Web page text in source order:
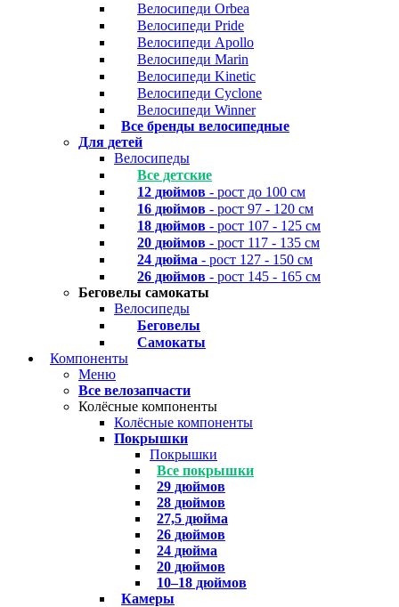
Велосипеди Orbea
Велосипеди Pride
Велосипеди Apollo
Велосипеди Marin
Велосипеди Kinetic
Велосипеди Cyclone
Велосипеди Winner
Все бренды велосипедные
Для детей
Велосипеды
Все детские
12 дюймов - рост до 100 см
16 дюймов - рост 97 - 120 см
18 дюймов - рост 107 - 125 см
20 дюймов - рост 117 - 135 см
24 дюйма - рост 127 - 150 см
26 дюймов - рост 145 - 165 см
Беговелы самокаты
Велосипеды
Беговелы
Самокаты
Компоненты
Меню
Все велозапчасти
Колёсные компоненты
Колёсные компоненты
Покрышки
Покрышки
Все покрышки
29 дюймов
28 дюймов
27,5 дюйма
26 дюймов
24 дюйма
20 дюймов
10–18 дюймов
Камеры